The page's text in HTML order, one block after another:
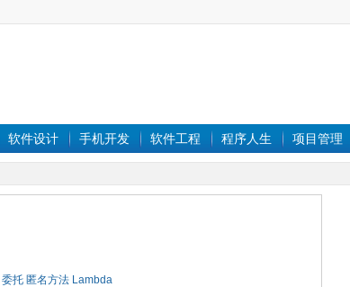
软件设计 手机开发 软件工程 程序人生 项目管理
委托 匿名方法 Lambda